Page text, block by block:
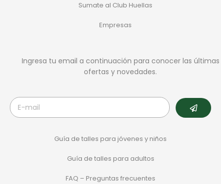
Sumate al Club Huellas
Empresas
Ingresa tu email a continuación para conocer las últimas
ofertas y novedades.
Guía de talles para jóvenes y niños
Guía de talles para adultos
FAQ – Preguntas frecuentes